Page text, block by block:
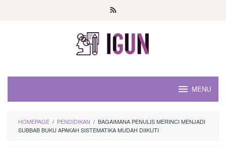
MENU
HOMEPAGE / PENDIDIKAN / BAGAIMANA PENULIS MERINCI MENJADI
SUBBAB BUKU APAKAH SISTEMATIKA MUDAH DIIKUTI